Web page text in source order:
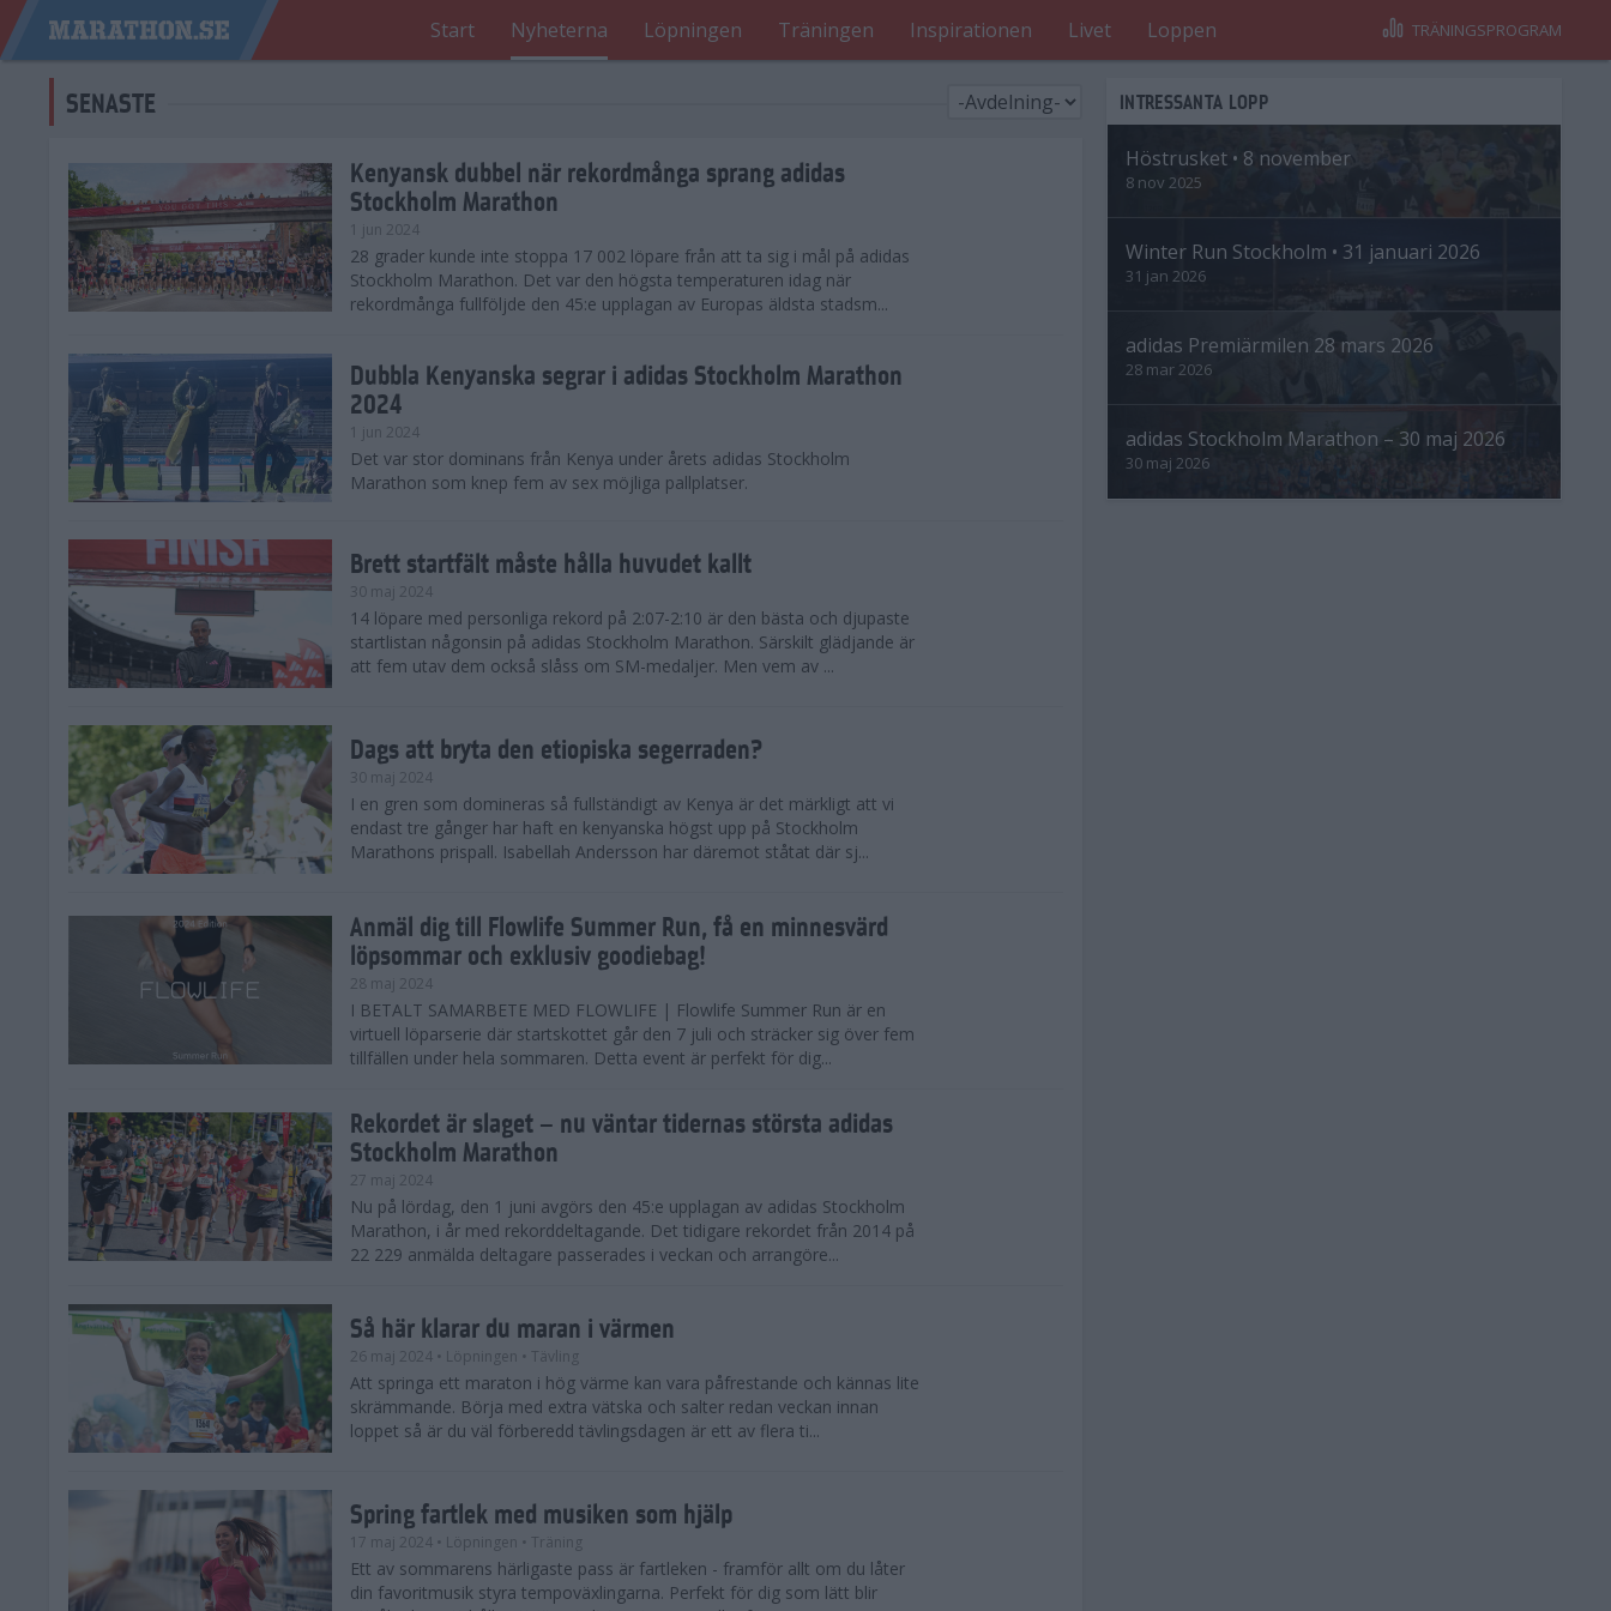
Start Nyheterna Löpningen Träningen Inspirationen Livet Loppen TRÄNINGSPROGRAM
SENASTE
Kenyansk dubbel när rekordmånga sprang adidas
Stockholm Marathon
1 jun 2024
28 grader kunde inte stoppa 17 002 löpare från att ta sig i mål på adidas
Stockholm Marathon. Det var den högsta temperaturen idag när
rekordmånga fullföljde den 45:e upplagan av Europas äldsta stadsm...
Dubbla Kenyanska segrar i adidas Stockholm Marathon
2024
1 jun 2024
Det var stor dominans från Kenya under årets adidas Stockholm
Marathon som knep fem av sex möjliga pallplatser.
Brett startfält måste hålla huvudet kallt
30 maj 2024
14 löpare med personliga rekord på 2:07-2:10 är den bästa och djupaste
startlistan någonsin på adidas Stockholm Marathon. Särskilt glädjande är
att fem utav dem också slåss om SM-medaljer. Men vem av ...
Dags att bryta den etiopiska segerraden?
30 maj 2024
I en gren som domineras så fullständigt av Kenya är det märkligt att vi
endast tre gånger har haft en kenyanska högst upp på Stockholm
Marathons prispall. Isabellah Andersson har däremot ståtat där sj...
Anmäl dig till Flowlife Summer Run, få en minnesvärd
löpsommar och exklusiv goodiebag!
28 maj 2024
I BETALT SAMARBETE MED FLOWLIFE | Flowlife Summer Run är en
virtuell löparserie där startskottet går den 7 juli och sträcker sig över fem
tillfällen under hela sommaren. Detta event är perfekt för dig...
Rekordet är slaget – nu väntar tidernas största adidas
Stockholm Marathon
27 maj 2024
Nu på lördag, den 1 juni avgörs den 45:e upplagan av adidas Stockholm
Marathon, i år med rekorddeltagande. Det tidigare rekordet från 2014 på
22 229 anmälda deltagare passerades i veckan och arrangöre...
Så här klarar du maran i värmen
26 maj 2024 • Löpningen • Tävling
Att springa ett maraton i hög värme kan vara påfrestande och kännas lite
skrämmande. Börja med extra vätska och salter redan veckan innan
loppet så är du väl förberedd tävlingsdagen är ett av flera ti...
Spring fartlek med musiken som hjälp
17 maj 2024 • Löpningen • Träning
Ett av sommarens härligaste pass är fartleken - framför allt om du låter
din favoritmusik styra tempoväxlingarna. Perfekt för dig som lätt blir
INTRESSANTA LOPP
Höstrusket • 8 november
8 nov 2025
Winter Run Stockholm • 31 januari 2026
31 jan 2026
adidas Premiärmilen 28 mars 2026
28 mar 2026
adidas Stockholm Marathon – 30 maj 2026
30 maj 2026